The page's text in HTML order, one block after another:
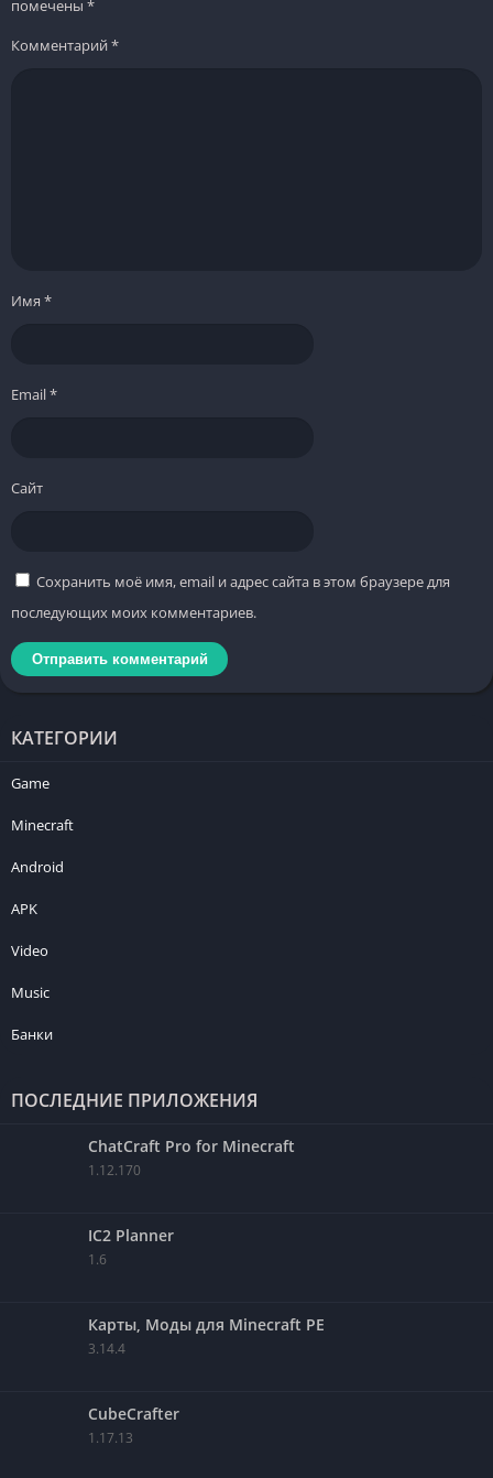
помечены *
Комментарий*
Имя *
Email*
Сайт
Сохранить моё имя, email и адрес сайта в этом браузере для
последующих моих комментариев.
КАТЕГОРИИ
Game
Minecraft
Android
APK
Video
Music
Банки
ПОСЛЕДНИЕ ПРИЛОЖЕНИЯ
ChatCraft Pro for Minecraft
1.12.170
IC2 Planner
1.6
Карты, Моды для Minecraft PE
3.14.4
CubeCrafter
1.17.13